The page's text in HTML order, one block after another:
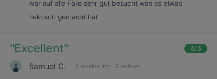
war auf alle Fälle sehr gut besucht was es etwas
hektisch gemacht hat
"Excellent" 6/6
Samuel C. 3 months ago · 8 reviews